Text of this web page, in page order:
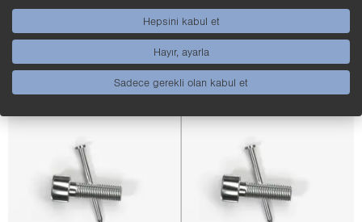
ya da ba­ğım­sız eti­ket­ler­le hata sı­nıf­lan­dır­ma­sı: “Göcük”
ve “çizik”. Bu sı­nıf­lar bir­bi­ri­ni kar­şı­lık­lı ola­rak dış­la­ma­dı­ğı
için bir ob­je­de göçük, çizik, ikisi bir­den ola­bi­lir ya da hiç­
Hepsini kabul et
Hayır, ayarla
Sadece gerekli olan kabul et